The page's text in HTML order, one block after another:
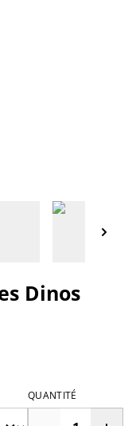
Dinos
QUANTITÉ